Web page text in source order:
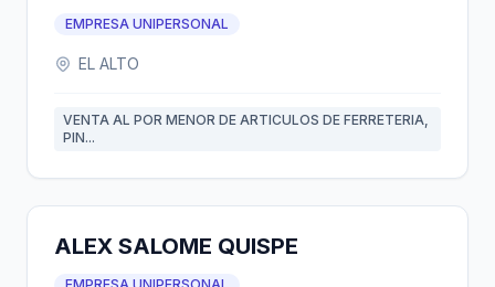
EMPRESA UNIPERSONAL
EL ALTO
VENTA AL POR MENOR DE ARTICULOS DE FERRETERIA,
PIN...
ALEX SALOME QUISPE